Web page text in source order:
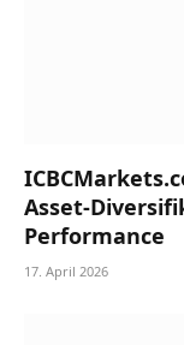
Asset-
Performance
17. April 2026